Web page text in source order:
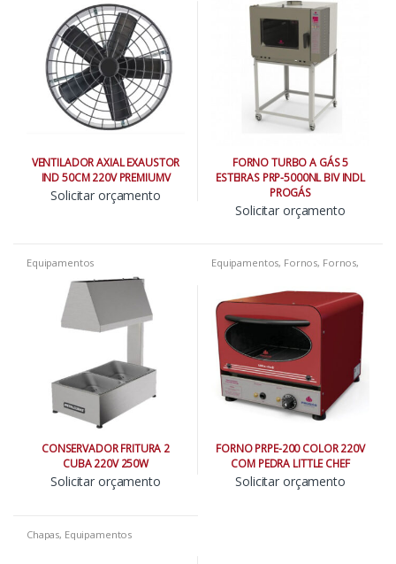
VENTILADOR AXIAL EXAUSTOR
IND 50CM 220V PREMIUMV
Solicitar orçamento
FORNO TURBO A GÁS 5
ESTEIRAS PRP-5000NL BIV INDL
PROGÁS
Solicitar orçamento
Equipamentos
CONSERVADOR FRITURA 2
CUBA 220V 250W
Solicitar orçamento
Equipamentos, Fornos, Fornos,
Fornos
FORNO PRPE-200 COLOR 220V
COM PEDRA LITTLE CHEF
Solicitar orçamento
Chapas, Equipamentos